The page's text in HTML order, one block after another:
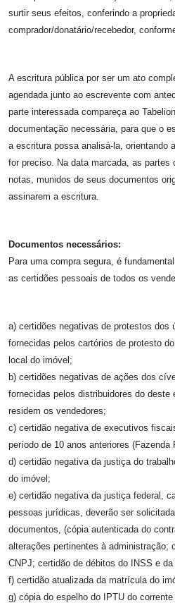
surtir seus efeitos, conferindo a
comprador/donatário/recebedor,
A escritura pública por ser um ato
agendada junto ao escrevente com
parte interessada compareça ao
documentação necessária, para que o
a escritura possa analisá-la, orientando
for preciso. Na data marcada, as partes
notas, munidos de seus documentos
assinarem a escritura.
Documentos necessários:
Para uma compra segura, é
as certidões pessoais de todos os
a) certidões negativas de protestos dos
fornecidas pelos cartórios de protesto
local do imóvel;
b) certidões negativas de ações dos
fornecidas pelos distribuidores do deste
residem os vendedores;
c) certidão negativa de executivos
período de 10 anos anteriores (Fazenda
d) certidão negativa da justiça do
do imóvel;
e) certidão negativa da justiça federal,
pessoas jurídicas, deverão ser
documentos, (cópia autenticada do
alterações pertinentes à administração;
CNPJ; certidão de débitos do INSS e
f) certidão atualizada da matrícula do
g) cópia do espelho do IPTU do corrente